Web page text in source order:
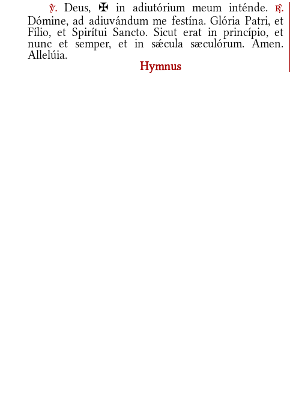
v. Deus, ✠ in adiutórium meum inténde.r.
Dómine, ad adiuvándum me festína. Glória Patri, et
Fílio, et Spirítui Sancto. Sicut erat in princípio, et
nunc et semper, et in sǽcula sæculórum. Amen.
Allelúia.
Hymnus